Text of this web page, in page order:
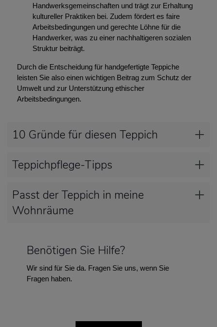
Handwerksgemeinschaften und trägt zur Erhaltung
kultureller Praktiken bei. Zudem fördert es faire
Arbeitsbedingungen und gerechte Löhne für die
Handwerker, was zu einer nachhaltigeren sozialen
Struktur beiträgt.
Durch die Entscheidung für handgefertigte Teppiche
leisten Sie also einen wichtigen Beitrag zum Schutz der
Umwelt und zur Unterstützung ethischer
Arbeitsbedingungen.
10 Gründe für diesen Teppich
Teppichpflege-Tipps
Passt der Teppich in meine
Wohnräume
Benötigen Sie Hilfe?
Wir sind für Sie da. Fragen Sie uns, wenn Sie
Fragen haben.